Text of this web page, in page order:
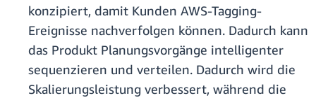
konzipiert, damit Kunden AWS-Tagging-
Ereignisse nachverfolgen können. Dadurch kann
das Produkt Planungsvorgänge intelligenter
sequenzieren und verteilen. Dadurch wird die
Skalierungsleistung verbessert, während die